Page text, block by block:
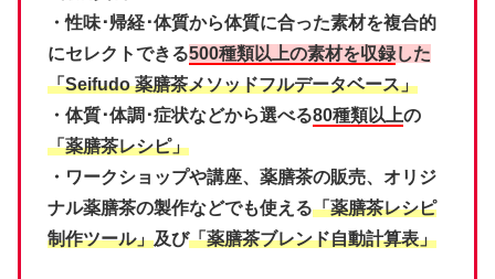
・性味･帰経･体質から体質に合った素材を複合的
にセレクトできる500種類以上の素材を収録した
「Seifudo 薬膳茶メソッドフルデータベース」
・体質･体調･症状などから選べる80種類以上の
「薬膳茶レシピ」
・ワークショップや講座、薬膳茶の販売、オリジ
ナル薬膳茶の製作などでも使える「薬膳茶レシピ
制作ツール」及び「薬膳茶ブレンド自動計算表」